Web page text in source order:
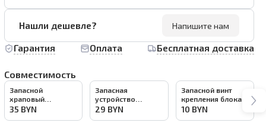
Нашли дешевле? Напишите нам
Гарантия Оплата Бесплатная доставка
Совместимость
Запасной
храповый
механизм блока
35 BYN
Запасная
устройство
питания (УЗО)
29 BYN
Запасной винт
крепления блока
управления
10 BYN